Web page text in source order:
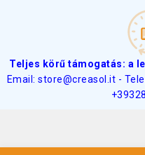
Teljes körű támogatás: a
Email: store@creasol.it -